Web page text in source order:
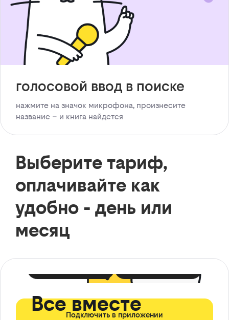
голосовой ввод в поиске
нажмите на значок микрофона, произнесите
название – и книга найдется
Выберите тариф,
оплачивайте как
удобно - день или
месяц
Все вместе
Подключить в приложении